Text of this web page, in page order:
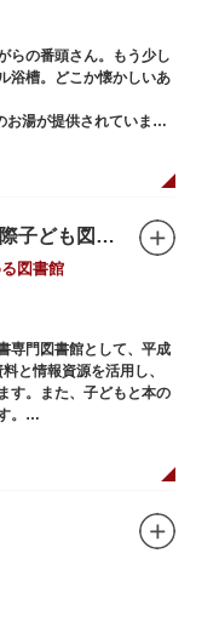
らの番頭さん。もう少し
浴槽。どこか懐かしいあ
湯が提供されていま
温度のお湯と昔ながら
てきている歴史あるもの
国立国会図書館国際子ども図書館
図書館
専門図書館として、平成
と情報資源を活用し、
す。また、子どもと本の
。
書館の建物を保存・再